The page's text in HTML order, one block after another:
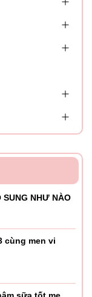
SUNG NHƯ NÀO
cùng men vi